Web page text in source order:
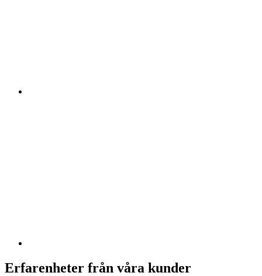
Erfarenheter från våra kunder